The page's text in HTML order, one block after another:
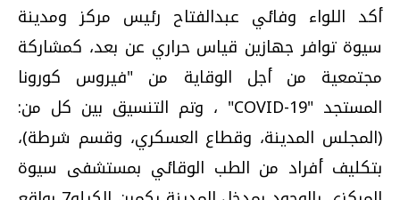
أكد اللواء وفائي عبدالفتاح رئيس مركز ومدينة
سيوة توافر جهازين قياس حراري عن بعد، كمشاركة
مجتمعية من أجل الوقاية من "فيروس كورونا
المستجد "COVID-19" ، وتم التنسيق بين كل من:
(المجلس المدينة، وقطاع العسكري، وقسم شرطة)،
بتكليف أفراد من الطب الوقائي بمستشفى سيوة